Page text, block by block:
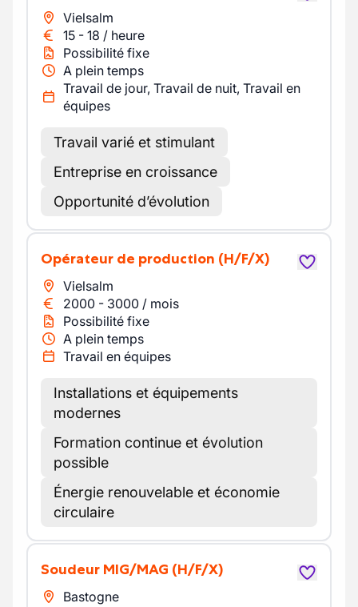
Vielsalm
15 - 18 / heure
Possibilité fixe
A plein temps
Travail de jour, Travail de nuit, Travail en
équipes
Travail varié et stimulant
Entreprise en croissance
Opportunité d’évolution
Opérateur de production (H/F/X)
Vielsalm
2000 - 3000 / mois
Possibilité fixe
A plein temps
Travail en équipes
Installations et équipements
modernes
Formation continue et évolution
possible
Énergie renouvelable et économie
circulaire
Soudeur MIG/MAG (H/F/X)
Bastogne